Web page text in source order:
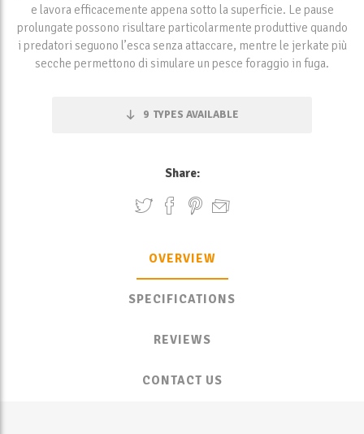
e lavora efficacemente appena sotto la superficie. Le pause
prolungate possono risultare particolarmente produttive quando
i predatori seguono l’esca senza attaccare, mentre le jerkate più
secche permettono di simulare un pesce foraggio in fuga.
9 TYPES AVAILABLE
Share:
OVERVIEW
SPECIFICATIONS
REVIEWS
CONTACT US